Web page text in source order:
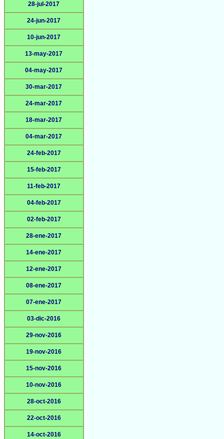
28-jul-2017
24-jun-2017
10-jun-2017
13-may-2017
04-may-2017
30-mar-2017
24-mar-2017
18-mar-2017
04-mar-2017
24-feb-2017
15-feb-2017
11-feb-2017
04-feb-2017
02-feb-2017
28-ene-2017
14-ene-2017
12-ene-2017
08-ene-2017
07-ene-2017
03-dic-2016
29-nov-2016
19-nov-2016
15-nov-2016
10-nov-2016
28-oct-2016
22-oct-2016
14-oct-2016